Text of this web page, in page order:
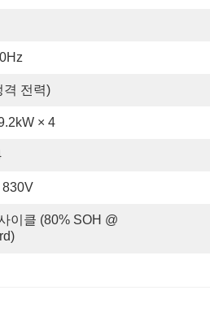
격 전력)
× 4
830V
이클 (80% SOH @